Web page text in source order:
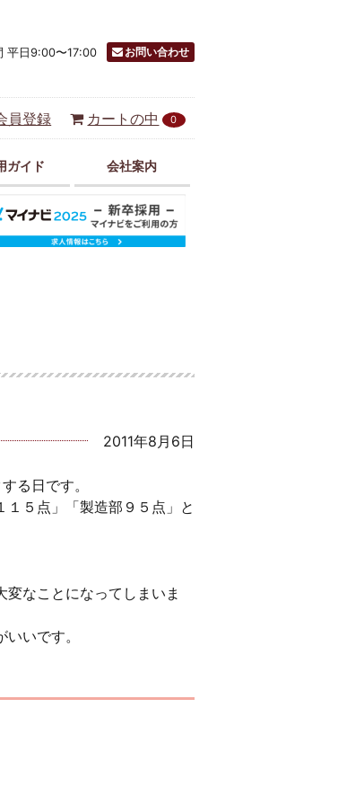
平日9:00〜17:00 お問い合わせ
員登録 カートの中 0
ガイド 会社案内
2011年8月6日
る日です。
５点」「製造部９５点」と
なことになってしまいま
いです。